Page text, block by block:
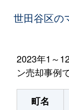
世田谷区の
2023年1～
ン売却事例
町名